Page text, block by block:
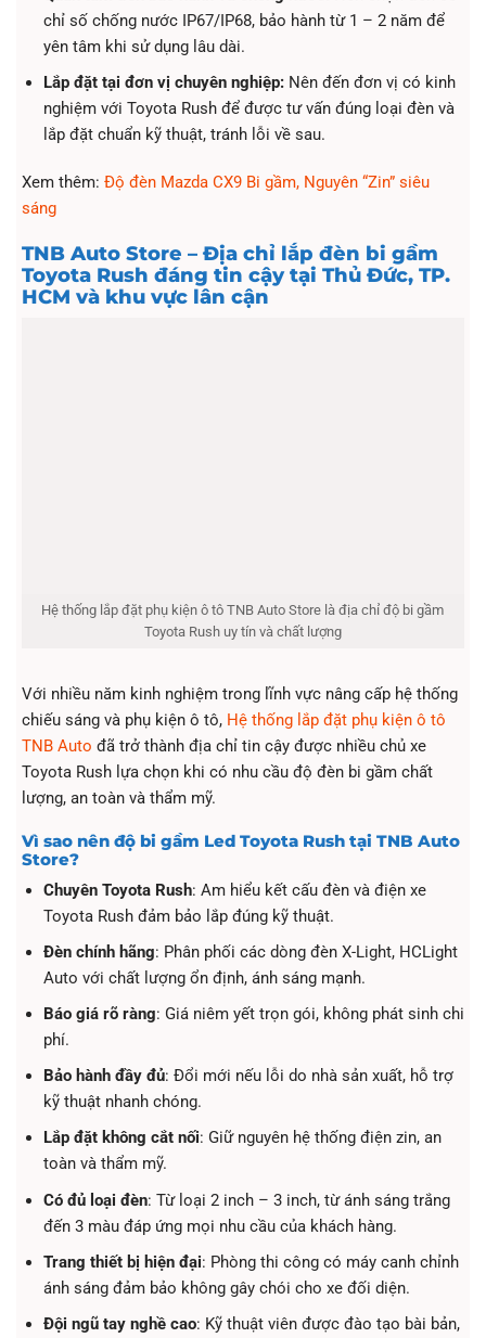
chỉ số chống nước IP67/IP68, bảo hành từ 1 – 2 năm để
yên tâm khi sử dụng lâu dài.
Lắp đặt tại đơn vị chuyên nghiệp:Nên đến đơn vị có kinh
nghiệm với Toyota Rush để được tư vấn đúng loại đèn và
lắp đặt chuẩn kỹ thuật, tránh lỗi về sau.
Xem thêm: Độ đèn Mazda CX9 Bi gầm, Nguyên “Zin” siêu
sáng
TNB Auto Store – Địa chỉ lắp đèn bi gầm
Toyota Rush đáng tin cậy tại Thủ Đức, TP.
HCM và khu vực lân cận
Hệ thống lắp đặt phụ kiện ô tô TNB Auto Store là địa chỉ độ bi gầm
Toyota Rush uy tín và chất lượng
Với nhiều năm kinh nghiệm trong lĩnh vực nâng cấp hệ thống
chiếu sáng và phụ kiện ô tô, Hệ thống lắp đặt phụ kiện ô tô
TNB Auto đã trở thành địa chỉ tin cậy được nhiều chủ xe
Toyota Rush lựa chọn khi có nhu cầu độ đèn bi gầm chất
lượng, an toàn và thẩm mỹ.
Vì sao nên độ bi gầm Led Toyota Rush tại TNB Auto
Store?
Chuyên Toyota Rush: Am hiểu kết cấu đèn và điện xe
Toyota Rush đảm bảo lắp đúng kỹ thuật.
Đèn chính hãng: Phân phối các dòng đèn X-Light, HCLight
Auto với chất lượng ổn định, ánh sáng mạnh.
Báo giá rõ ràng: Giá niêm yết trọn gói, không phát sinh chi
phí.
Bảo hành đầy đủ: Đổi mới nếu lỗi do nhà sản xuất, hỗ trợ
kỹ thuật nhanh chóng.
Lắp đặt không cắt nối: Giữ nguyên hệ thống điện zin, an
toàn và thẩm mỹ.
Có đủ loại đèn: Từ loại 2 inch – 3 inch, từ ánh sáng trắng
đến 3 màu đáp ứng mọi nhu cầu của khách hàng.
Trang thiết bị hiện đại: Phòng thi công có máy canh chỉnh
ánh sáng đảm bảo không gây chói cho xe đối diện.
Đội ngũ tay nghề cao: Kỹ thuật viên được đào tạo bài bản,